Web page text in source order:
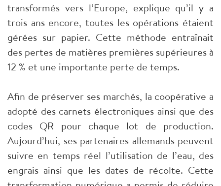
transformés vers l’Europe, explique qu’il y a
trois ans encore, toutes les opérations étaient
gérées sur papier. Cette méthode entraînait
des pertes de matières premières supérieures à
12 % et une importante perte de temps.
Afin de préserver ses marchés, la coopérative a
adopté des carnets électroniques ainsi que des
codes QR pour chaque lot de production.
Aujourd’hui, ses partenaires allemands peuvent
suivre en temps réel l’utilisation de l’eau, des
engrais ainsi que les dates de récolte. Cette